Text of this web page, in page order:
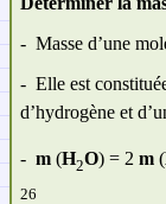
-Masse d’une
-Elle est
d’hydrogène et
-m (H2O) = 2m (
26